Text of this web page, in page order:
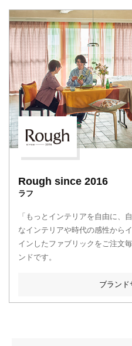
Rough since 2016
ラフ
「もっとインテリアを自由に、
なインテリアや時代の感性から
インしたファブリックをご注文
ンドです。
ブランド